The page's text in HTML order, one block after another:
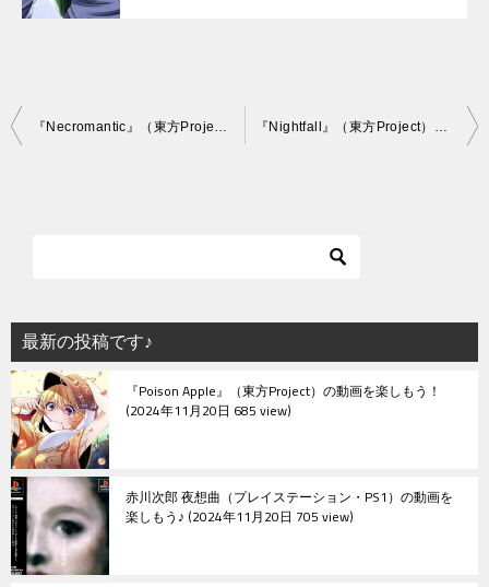
投
シ
ョ
ン
最新の投稿です♪
『Poison Apple』（東方Project）の動画を楽しもう！
2024年11月20日 685 view
赤川次郎 夜想曲（プレイステーション・PS1）の動画を
楽しもう♪ 2024年11月20日 705 view